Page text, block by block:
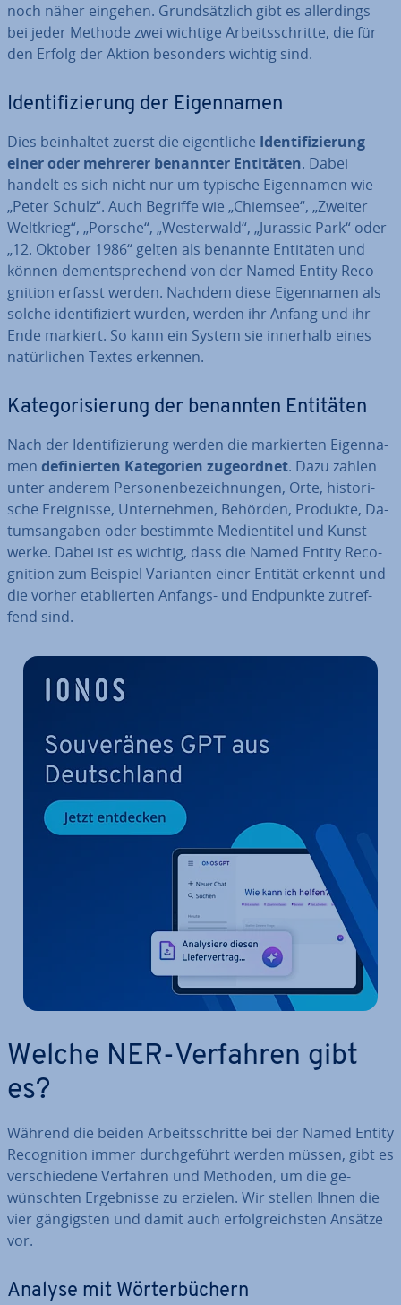
noch näher eingehen. Grund­sätz­lich gibt es al­ler­dings
bei jeder Methode zwei wichtige Ar­beits­schrit­te, die für
den Erfolg der Aktion besonders wichtig sind.
Iden­ti­fi­zie­rung der Ei­gen­na­men
Dies be­inhal­tet zuerst die ei­gent­li­che Iden­ti­fi­zie­rung
einer oder mehrerer benannter Entitäten. Dabei
handelt es sich nicht nur um typische Ei­gen­na­men wie
„Peter Schulz“. Auch Begriffe wie „Chiemsee“, „Zweiter
Weltkrieg“, „Porsche“, „Wes­ter­wald“, „Jurassic Park“ oder
„12. Oktober 1986“ gelten als benannte Entitäten und
können dem­entspre­chend von der Named Entity Re­co­
gni­ti­on erfasst werden. Nachdem diese Ei­gen­na­men als
solche iden­ti­fi­ziert wurden, werden ihr Anfang und ihr
Ende markiert. So kann ein System sie innerhalb eines
na­tür­li­chen Textes erkennen.
Ka­te­go­ri­sie­rung der benannten Entitäten
Nach der Iden­ti­fi­zie­rung werden die mar­kier­ten Ei­gen­na­
men de­fi­nier­ten Ka­te­go­rien zu­ge­ord­net. Dazu zählen
unter anderem Per­so­nen­be­zeich­nun­gen, Orte, his­to­ri­
sche Er­eig­nis­se, Un­ter­neh­men, Behörden, Produkte, Da­
tums­an­ga­ben oder bestimmte Me­di­en­ti­tel und Kunst­
wer­ke. Dabei ist es wichtig, dass die Named Entity Re­co­
gni­ti­on zum Beispiel Varianten einer Entität erkennt und
die vorher eta­blier­ten Anfangs- und Endpunkte zu­tref­
fend sind.
Welche NER-Verfahren gibt
es?
Während die beiden Ar­beits­schrit­te bei der Named Entity
Re­co­gni­ti­on immer durch­ge­führt werden müssen, gibt es
ver­schie­de­ne Verfahren und Methoden, um die ge­
wünsch­ten Er­geb­nis­se zu erzielen. Wir stellen Ihnen die
vier gän­gigs­ten und damit auch er­folg­reichs­ten Ansätze
vor.
Analyse mit Wör­ter­bü­chern